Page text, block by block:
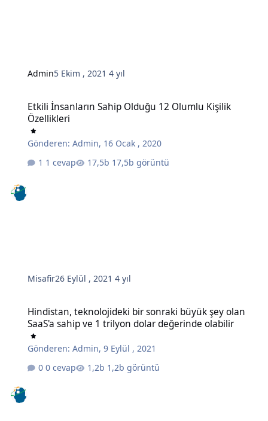
Admin5 Ekim , 20214 yıl
Etkili İnsanların Sahip Olduğu 12 Olumlu Kişilik
Özellikleri
Gönderen:Admin, 16 Ocak , 2020
1 cevap
17,5b görüntü
Misafir26 Eylül , 20214 yıl
Hindistan, teknolojideki bir sonraki büyük şey olan
SaaS'a sahip ve 1 trilyon dolar değerinde olabilir
Gönderen:Admin,9 Eylül , 2021
0 cevap
1,2b görüntü